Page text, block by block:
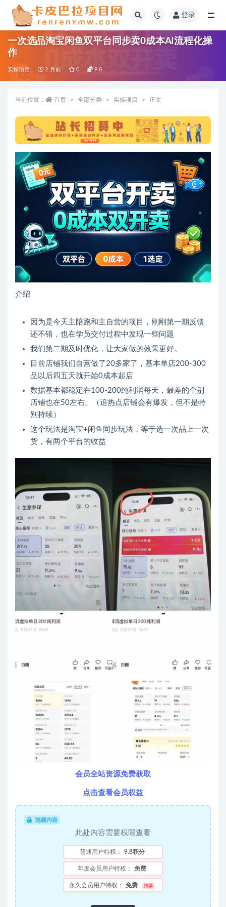
登录
一次选品淘宝闲鱼双平台同步卖0成本AI流程化操
作
实操项目 2 月前 0 9.8
当前位置： 首页 全部分类 实操项目 正文
介绍
因为是今天主陪跑和主自营的项目，刚刚第一期反馈
还不错，也在学员交付过程中发现一些问题
我们第二期及时优化，让大家做的效果更好。
目前店铺我们自营做了20多家了，基本单店200-300
品以后四五天就开始0成本起店
数据基本都稳定在100-200纯利润每天，最差的个别
店铺也在50左右。（追热点店铺会有爆发，但不是特
别持续）
这个玩法是淘宝+闲鱼同步玩法，等于选一次品上一次
货，有两个平台的收益
会员全站资源免费获取
点击查看会员权益
隐藏内容
此处内容需要权限查看
普通用户特权： 9.8积分
年度会员用户特权： 免费
永久会员用户特权： 免费 推荐
全部